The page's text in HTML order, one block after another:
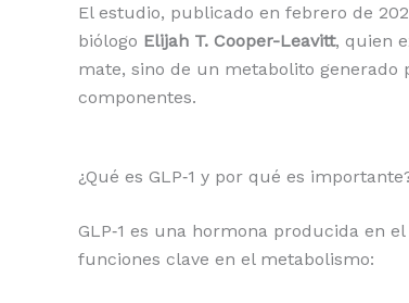
El estudio, publicado en febrero de
biólogo Elijah T. Cooper-Leavitt, quien
mate, sino de un metabolito
componentes.
¿Qué es GLP‑1 y por qué es
GLP‑1 es una hormona producida en
funciones clave en el metabolismo: